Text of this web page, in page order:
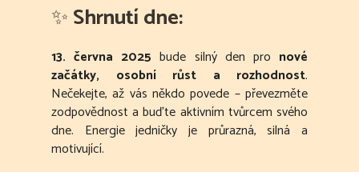
✨Shrnutí dne:
13. června 2025 bude silný den pro nové
začátky, osobní růst a rozhodnost.
Nečekejte, až vás někdo povede – převezměte
zodpovědnost a buďte aktivním tvůrcem svého
dne. Energie jedničky je průrazná, silná a
motivující.